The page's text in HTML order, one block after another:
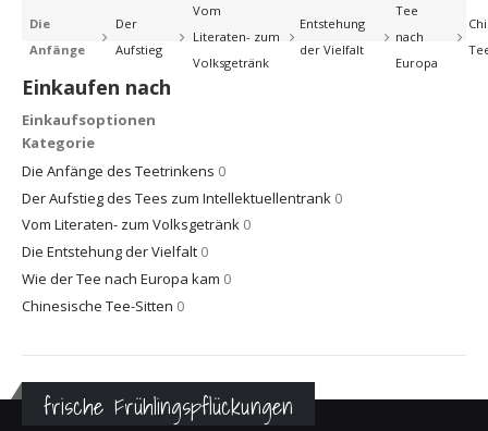
Die
Anfänge
Der
Aufstieg
Vom
Literaten- zum
Volksgetränk
Entstehung
der Vielfalt
Tee
nach
Europa
Einkaufen nach
Einkaufsoptionen
Kategorie
Die Anfänge des Teetrinkens 0
Der Aufstieg des Tees zum Intellektuellentrank 0
Vom Literaten- zum Volksgetränk 0
Die Entstehung der Vielfalt 0
Wie der Tee nach Europa kam 0
Chinesische Tee-Sitten 0
frische Frühlingspflückungen